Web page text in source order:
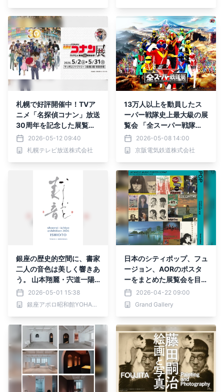
札幌で好評開催中！TVア
ニメ「名探偵コナン」放送
30周年を記念した展覧
会！名場面を集めたエリア
や企画展スペシャルムービ
ー、オリジナルグッズなど
2026-05-12 09:40
札幌テレビ放送株式会社
13万人以上を動員したス
ーパー戦隊史上最大級の展
覧会 「全スーパー戦隊
展」ひらかたパークにて開
催決定！ 開催期間：7月18
日(土)～9月27日(日)
2026-05-08 14:00
京阪電気鉄道株式会社
銀座の歴史的空間に、書家
二人の音色は美しく響きあ
う。 山本翔麗・宍道一陽
二人展「美音 -いしお
と-」が銀座アポロ昭和館
YOHAKUで開催
2026-05-01 15:38
銀座アポロ昭和館YOHAKU
日本のシティポップ、フュ
ージョン、AORのポスタ
ーをまとめた展覧会を目黒
区美術館区民ギャラリーで
開催！(2026年4月29日
(水・祝)～23日(月・祝) )
2026-04-22 09:00
Grand Gallery